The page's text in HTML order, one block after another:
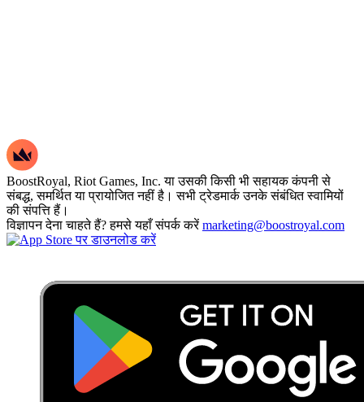
BoostRoyal, Riot Games, Inc. या उसकी किसी भी सहायक कंपनी से
संबद्ध, समर्थित या प्रायोजित नहीं है। सभी ट्रेडमार्क उनके संबंधित स्वामियों
की संपत्ति हैं।
विज्ञापन देना चाहते हैं? हमसे यहाँ संपर्क करेंmarketing@boostroyal.com